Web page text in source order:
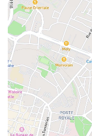
Vous pouvez nous